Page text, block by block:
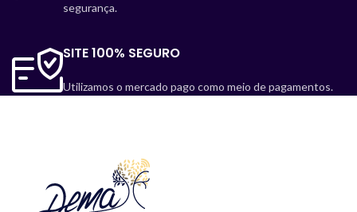
segurança.
SITE 100% SEGURO
Utilizamos o mercado pago como meio de pagamentos.